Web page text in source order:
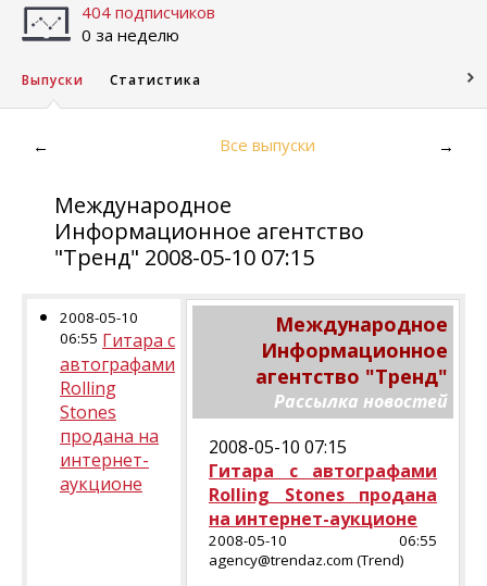
404 подписчиков
0 за неделю
Выпуски Статистика
← Все выпуски →
Международное
Информационное агентство
"Тренд" 2008-05-10 07:15
2008-05-10
06:55 Гитара с
автографами
Rolling
Stones
продана на
интернет-
аукционе
Международное
Информационное
агентство "Тренд"
Рассылка новостей
2008-05-10 07:15
Гитара с автографами
Rolling Stones продана
на интернет-аукционе
2008-05-10 06:55
agency@trendaz.com (Trend)